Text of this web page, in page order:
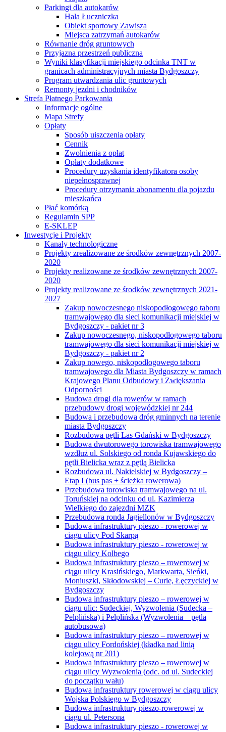
Parkingi dla autokarów
Hala Łuczniczka
Obiekt sportowy Zawisza
Miejsca zatrzymań autokarów
Równanie dróg gruntowych
Przyjazna przestrzeń publiczna
Wyniki klasyfikacji miejskiego odcinka TNT w
granicach administracyjnych miasta Bydgoszczy
Program utwardzania ulic gruntowych
Remonty jezdni i chodników
Strefa Płatnego Parkowania
Informacje ogólne
Mapa Strefy
Opłaty
Sposób uiszczenia opłaty
Cennik
Zwolnienia z opłat
Opłaty dodatkowe
Procedury uzyskania identyfikatora osoby
niepełnosprawnej
Procedury otrzymania abonamentu dla pojazdu
mieszkańca
Płać komórką
Regulamin SPP
E-SKLEP
Inwestycje i Projekty
Kanały technologiczne
Projekty zrealizowane ze środków zewnętrznych 2007-
2020
Projekty realizowane ze środków zewnętrznych 2007-
2020
Projekty realizowane ze środków zewnętrznych 2021-
2027
Zakup nowoczesnego niskopodłogowego taboru
tramwajowego dla sieci komunikacji miejskiej w
Bydgoszczy - pakiet nr 3
Zakup nowoczesnego, niskopodłogowego taboru
tramwajowego dla sieci komunikacji miejskiej w
Bydgoszczy - pakiet nr 2
Zakup nowego, niskopodłogowego taboru
tramwajowego dla Miasta Bydgoszczy w ramach
Krajowego Planu Odbudowy i Zwiększania
Odporności
Budowa drogi dla rowerów w ramach
przebudowy drogi wojewódzkiej nr 244
Budowa i przebudowa dróg gminnych na terenie
miasta Bydgoszczy
Rozbudowa pętli Las Gdański w Bydgoszczy
Budowa dwutorowego torowiska tramwajowego
wzdłuż ul. Solskiego od ronda Kujawskiego do
pętli Bielicka wraz z pętlą Bielicka
Rozbudowa ul. Nakielskiej w Bydgoszczy –
Etap I (bus pas + ścieżka rowerowa)
Przebudowa torowiska tramwajowego na ul.
Toruńskiej na odcinku od ul. Kazimierza
Wielkiego do zajezdni MZK
Przebudowa ronda Jagiellonów w Bydgoszczy
Budowa infrastruktury pieszo - rowerowej w
ciągu ulicy Pod Skarpą
Budowa infrastruktury pieszo - rowerowej w
ciągu ulicy Kolbego
Budowa infrastruktury pieszo – rowerowej w
ciągu ulicy Krasińskiego, Markwarta, Sieńki,
Moniuszki, Skłodowskiej – Curie, Łęczyckiej w
Bydgoszczy
Budowa infrastruktury pieszo – rowerowej w
ciągu ulic: Sudeckiej, Wyzwolenia (Sudecka –
Pelplińska) i Pelplińska (Wyzwolenia – pętla
autobusowa)
Budowa infrastruktury pieszo – rowerowej w
ciągu ulicy Fordońskiej (kładka nad linią
kolejową nr 201)
Budowa infrastruktury pieszo – rowerowej w
ciągu ulicy Wyzwolenia (odc. od ul. Sudeckiej
do początku wału)
Budowa infrastruktury rowerowej w ciągu ulicy
Wojska Polskiego w Bydgoszczy
Budowa infrastruktury pieszo-rowerowej w
ciągu ul. Petersona
Budowa infrastruktury pieszo - rowerowej w